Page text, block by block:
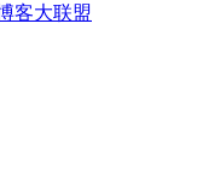
客大联盟